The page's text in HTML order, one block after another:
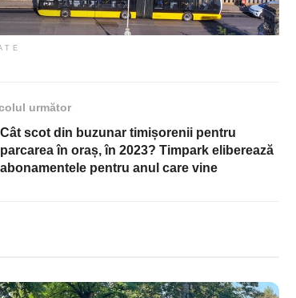
următor
Cât scot din buzunar timișorenii pentru
parcarea în oraș, în 2023? Timpark eliberează
abonamentele pentru anul care vine